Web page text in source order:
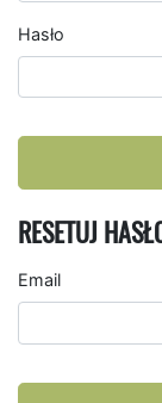
Hasło
RESETUJ
Email